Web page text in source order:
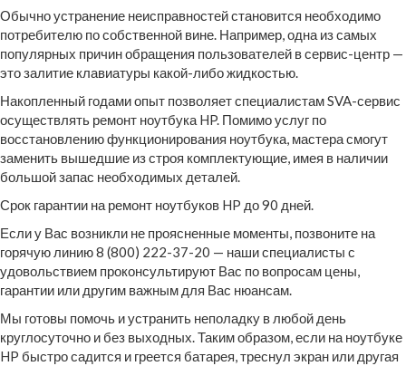
Обычно устранение неисправностей становится необходимо
потребителю по собственной вине. Например, одна из самых
популярных причин обращения пользователей в сервис-центр —
это залитие клавиатуры какой-либо жидкостью.
Накопленный годами опыт позволяет специалистам SVA-сервис
осуществлять ремонт ноутбука HP. Помимо услуг по
восстановлению функционирования ноутбука, мастера смогут
заменить вышедшие из строя комплектующие, имея в наличии
большой запас необходимых деталей.
Срок гарантии на ремонт ноутбуков HP до 90 дней.
Если у Вас возникли не проясненные моменты, позвоните на
горячую линию 8 (800) 222-37-20 — наши специалисты с
удовольствием проконсультируют Вас по вопросам цены,
гарантии или другим важным для Вас нюансам.
Мы готовы помочь и устранить неполадку в любой день
круглосуточно и без выходных. Таким образом, если на ноутбуке
HP быстро садится и греется батарея, треснул экран или другая